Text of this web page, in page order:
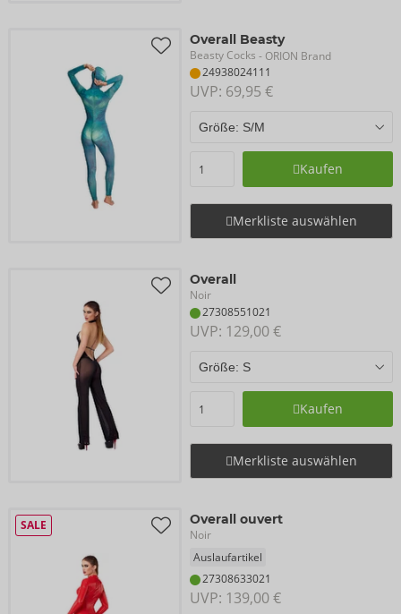
Overall Beasty
Beasty Cocks - ORION Brand
24938024111
UVP: 69,95 €
Kaufen
Merkliste auswählen
Overall
Noir
27308551021
UVP: 129,00 €
Kaufen
Merkliste auswählen
SALE Overall ouvert
Noir
Auslaufartikel
27308633021
UVP: 139,00 €